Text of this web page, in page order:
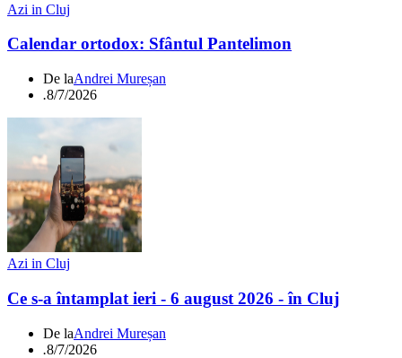
Azi in Cluj
Calendar ortodox: Sfântul Pantelimon
De laAndrei Mureșan
.8/7/2026
Azi in Cluj
Ce s-a întamplat ieri - 6 august 2026 - în Cluj
De laAndrei Mureșan
.8/7/2026